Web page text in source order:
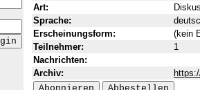
Art:
Sprache:
Erscheinungsform:
(kein
Teilnehmer:
1
Nachrichten:
Archiv: